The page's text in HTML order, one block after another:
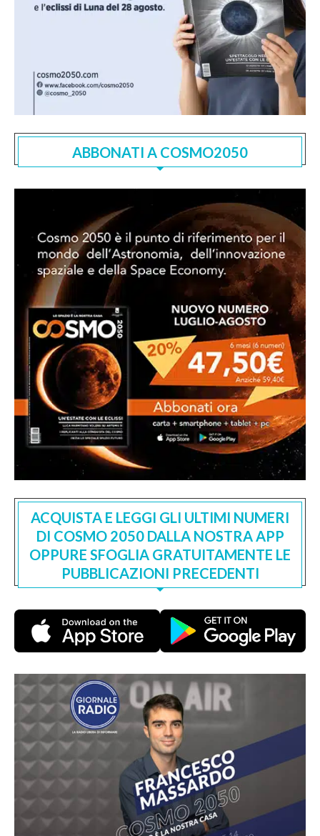
ABBONATI A COSMO2050
ACQUISTA E LEGGI GLI ULTIMI NUMERI
DI COSMO 2050 DALLA NOSTRA APP
OPPURE SFOGLIA GRATUITAMENTE LE
PUBBLICAZIONI PRECEDENTI